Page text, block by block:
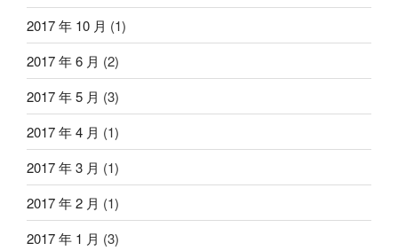
2017 年 10 月 (1)
2017 年 6 月 (2)
2017 年 5 月 (3)
2017 年 4 月 (1)
2017 年 3 月 (1)
2017 年 2 月 (1)
2017 年 1 月 (3)